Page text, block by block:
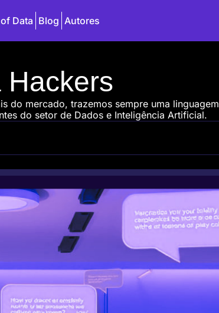
Data Blog Autores
Hackers
do mercado, trazemos sempre uma linguagem
do setor de Dados e Inteligência Artificial.